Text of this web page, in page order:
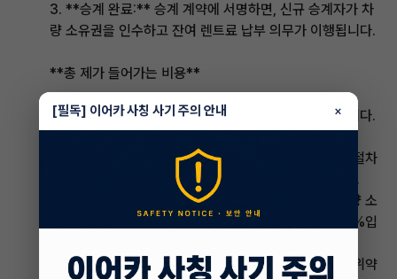
3. **승계 완료:** 승계 계약에 서명하면, 신규 승계자가 차
량 소유권을 인수하고 잔여 렌트료 납부 의무가 이행됩니다.
**총 제가 들어가는 비용**
렌트 승계 시 일반적으로 발생하는 비용은 다음과 같습니다.
* **승계 수수료:** 이어카에 지불하는 수수료로, 승계 절차
처리 비용입니다. 일반적으로 승계 금액의 1~2%입니다.
* **계약금:** 신규 승계자가 납부하는 계약금으로, 차량 소
유권 확보 비용입니다. 일반적으로 차량 가격의 10~20%입
* **위약금:** 기존 이용자가 승계를 원하지 않는 경우 위약
[필독] 이어카 사칭 사기 주의 안내 ×